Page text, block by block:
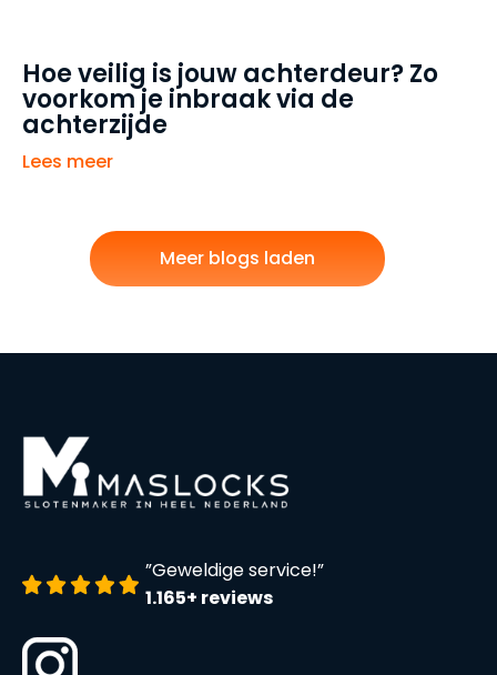
Hoe veilig is jouw achterdeur? Zo
voorkom je inbraak via de
achterzijde
Lees meer
Meer blogs laden
”Geweldige service!”
1.165+ reviews